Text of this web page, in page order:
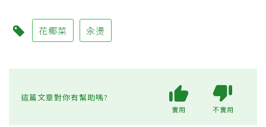
花椰菜 汆燙
這篇文章對你有幫助嗎?
實用 不實用